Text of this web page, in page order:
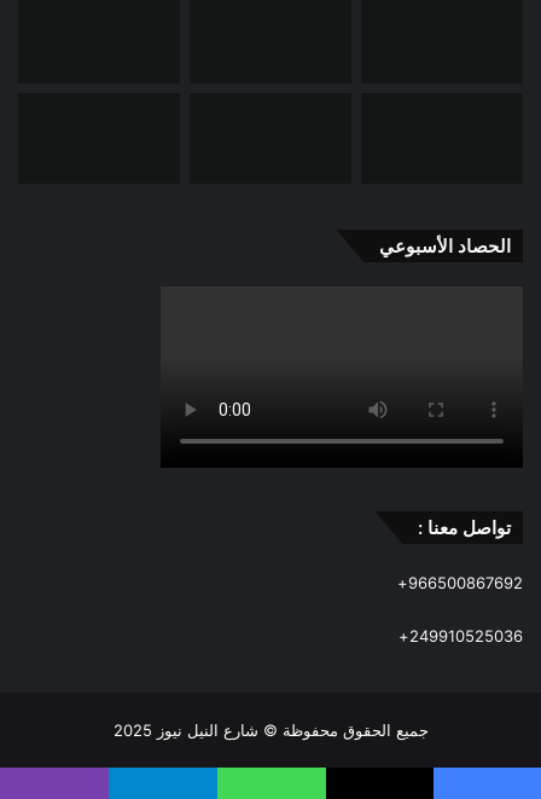
الحصاد الأسبوعي
تواصل معنا :
966500867692+
249910525036+
جميع الحقوق محفوظة © شارع النيل نيوز 2025